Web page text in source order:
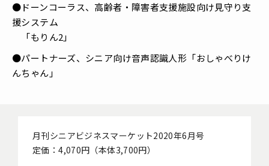
●ドーンコーラス、高齢者・障害者支援施設向け見守り支
援システム
「もりん2」
●パートナーズ、シニア向け音声認識人形「おしゃべりけ
んちゃん」
月刊シニアビジネスマーケット2020年6月号
定価：4,070円（本体3,700円）